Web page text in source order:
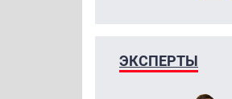
ЭКСПЕРТЫ